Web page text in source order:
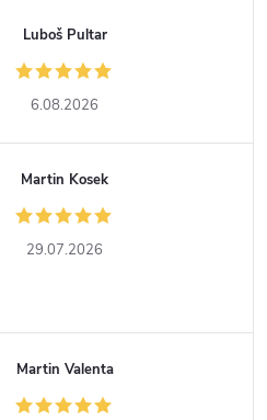
Luboš Pultar
6.08.2026
Martin Kosek
29.07.2026
Martin Valenta